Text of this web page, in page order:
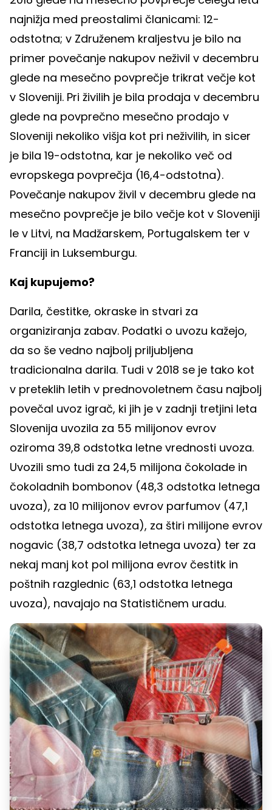
najnižja med preostalimi članicami: 12-
odstotna; v Združenem kraljestvu je bilo na
primer povečanje nakupov neživil v decembru
glede na mesečno povprečje trikrat večje kot
v Sloveniji. Pri živilih je bila prodaja v decembru
glede na povprečno mesečno prodajo v
Sloveniji nekoliko višja kot pri neživilih, in sicer
je bila 19-odstotna, kar je nekoliko več od
evropskega povprečja (16,4-odstotna).
Povečanje nakupov živil v decembru glede na
mesečno povprečje je bilo večje kot v Sloveniji
le v Litvi, na Madžarskem, Portugalskem ter v
Franciji in Luksemburgu.
Kaj kupujemo?
Darila, čestitke, okraske in stvari za
organiziranja zabav. Podatki o uvozu kažejo,
da so še vedno najbolj priljubljena
tradicionalna darila. Tudi v 2018 se je tako kot
v preteklih letih v prednovoletnem času najbolj
povečal uvoz igrač, ki jih je v zadnji tretjini leta
Slovenija uvozila za 55 milijonov evrov
oziroma 39,8 odstotka letne vrednosti uvoza.
Uvozili smo tudi za 24,5 milijona čokolade in
čokoladnih bombonov (48,3 odstotka letnega
uvoza), za 10 milijonov evrov parfumov (47,1
odstotka letnega uvoza), za štiri milijone evrov
nogavic (38,7 odstotka letnega uvoza) ter za
nekaj manj kot pol milijona evrov čestitk in
poštnih razglednic (63,1 odstotka letnega
uvoza), navajajo na Statističnem uradu.